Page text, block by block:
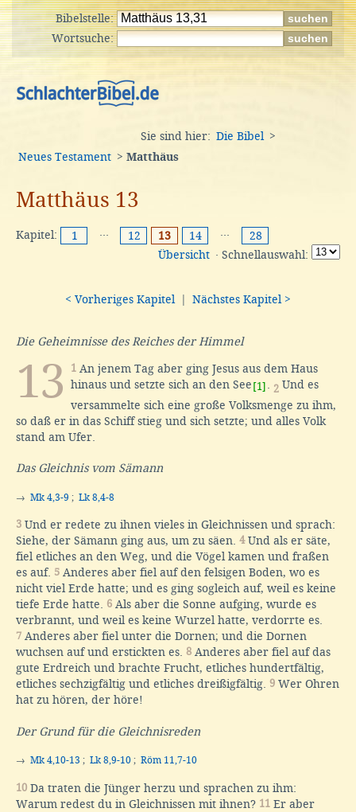
Bibelstelle:
Wortsuche:
Sie sind hier: Die Bibel
>
Neues Testament > Matthäus
Matthäus 13
Kapitel: 1 ··· 12 13 14 ···
28
Übersicht · Schnellauswahl:
< Vorheriges Kapitel Nächstes Kapitel >
Die Geheimnisse des Reiches der Himmel
13 1 An jenem Tag aber ging Jesus aus dem Haus
hinaus und setzte sich an den See [1] 2 Und es
versammelte sich eine große Volksmenge zu ihm,
so daß er in das Schiff stieg und sich setzte; und alles Volk
stand am Ufer.
Das Gleichnis vom Sämann
→ Mk 4,3-9 ; Lk 8,4-8
3 Und er redete zu ihnen vieles in Gleichnissen und sprach:
Siehe, der Sämann ging aus, um zu säen. 4Und als er säte,
fiel etliches an den Weg, und die Vögel kamen und fraßen
es auf. 5 Anderes aber fiel auf den felsigen Boden, wo es
nicht viel Erde hatte; und es ging sogleich auf, weil es keine
tiefe Erde hatte. 6 Als aber die Sonne aufging, wurde es
verbrannt, und weil es keine Wurzel hatte, verdorrte es.
7 Anderes aber fiel unter die Dornen; und die Dornen
wuchsen auf und erstickten es. 8 Anderes aber fiel auf das
gute Erdreich und brachte Frucht, etliches hundertfältig,
etliches sechzigfältig und etliches dreißigfältig. 9 Wer Ohren
hat zu hören, der höre!
Der Grund für die Gleichnisreden
→ Mk 4,10-13 ; Lk 8,9-10 ; Röm 11,7-10
10 Da traten die Jünger herzu und sprachen zu ihm:
Warum redest du in Gleichnissen mit ihnen? 11 Er aber